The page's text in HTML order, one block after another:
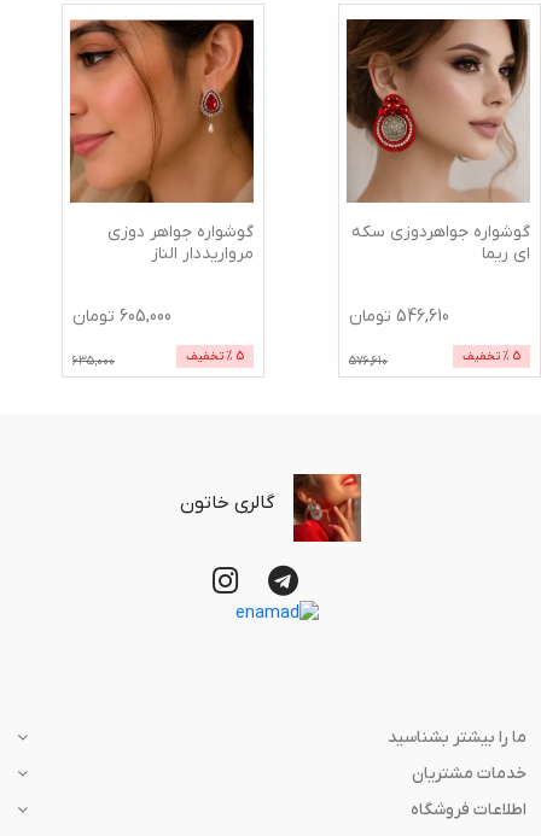
گوشواره جواهردوزی سکه
ای ریما
546,610 تومان
5 % تخفیف 576,610
گوشواره جواهر دوزی
مرواریددار الناز
605,000 تومان
5 % تخفیف 635,000
گالری خاتون
ما را بیشتر بشناسید
خدمات مشتریان
اطلاعات فروشگاه